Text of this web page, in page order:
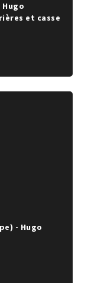
et casse
- Hugo